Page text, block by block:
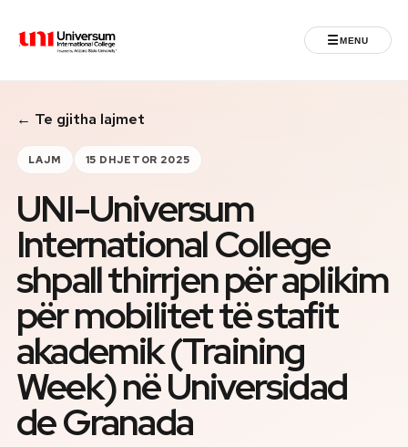
Universum University ☰MENU
MENU
Ballina
Regjistrimet
Programet
Jeta Studentore
Ndërkombëtare
Fuqizuar nga ASU
← Te gjitha lajmet
LAJM 15 DHJETOR 2025
UNI-Universum
International College
shpall thirrjen për aplikim
për mobilitet të stafit
akademik (Training
Week) në Universidad
de Granada